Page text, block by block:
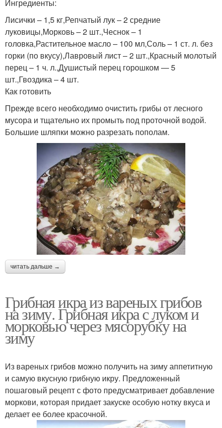
Ингредиенты:
Лисички – 1,5 кг,Репчатый лук – 2 средние
луковицы,Морковь – 2 шт.,Чеснок – 1
головка,Растительное масло – 100 мл,Соль – 1 ст. л. без
горки (по вкусу),Лавровый лист – 2 шт.,Красный молотый
перец – 1 ч. л.,Душистый перец горошком — 5
шт.,Гвоздика – 4 шт.
Как готовить
Прежде всего необходимо очистить грибы от лесного
мусора и тщательно их промыть под проточной водой.
Большие шляпки можно разрезать пополам.
читать дальше →
Грибная икра из вареных грибов
на зиму. Грибная икра с луком и
морковью через мясорубку на
зиму
Из вареных грибов можно получить на зиму аппетитную
и самую вкусную грибную икру. Предложенный
пошаговый рецепт с фото предусматривает добавление
моркови, которая придает закуске особую нотку вкуса и
делает ее более красочной.